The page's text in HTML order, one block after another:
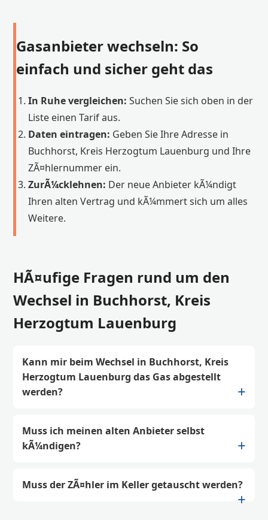
Gasanbieter wechseln: So
einfach und sicher geht das
In Ruhe vergleichen: Suchen Sie sich oben in der
Liste einen Tarif aus.
Daten eintragen: Geben Sie Ihre Adresse in
Buchhorst, Kreis Herzogtum Lauenburg und Ihre
ZÃ¤hlernummer ein.
ZurÃ¼cklehnen: Der neue Anbieter kÃ¼ndigt
Ihren alten Vertrag und kÃ¼mmert sich um alles
Weitere.
HÃ¤ufige Fragen rund um den
Wechsel in Buchhorst, Kreis
Herzogtum Lauenburg
Kann mir beim Wechsel in Buchhorst, Kreis
Herzogtum Lauenburg das Gas abgestellt
werden?
Muss ich meinen alten Anbieter selbst
kÃ¼ndigen?
Muss der ZÃ¤hler im Keller getauscht werden?